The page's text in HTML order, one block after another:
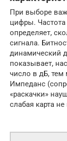
При выборе
цифры. Частота
определяет,
сигнала.
динамический
показывает,
число в дБ,
Импеданс
«раскачки»
слабая карта